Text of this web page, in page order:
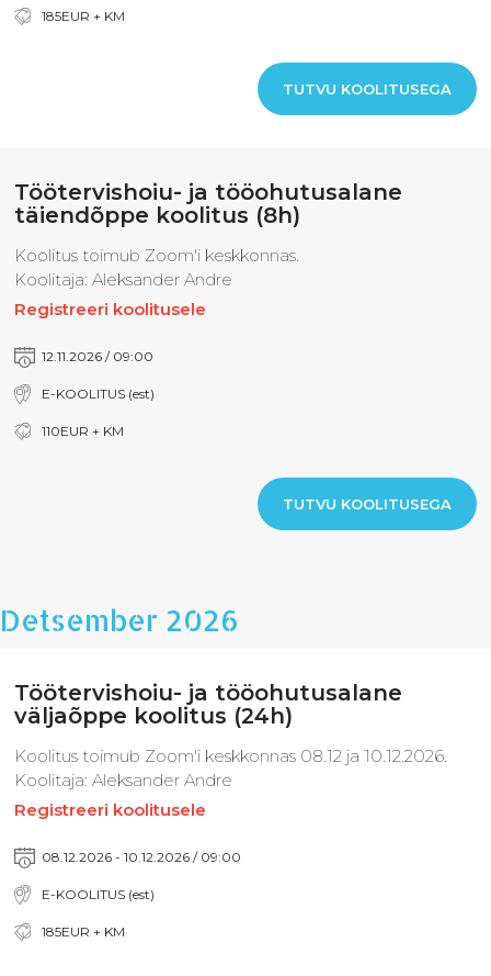
185EUR + KM
TUTVU KOOLITUSEGA
Töötervishoiu- ja tööohutusalane
täiendõppe koolitus (8h)
Koolitus toimub Zoom'i keskkonnas.
Koolitaja: Aleksander Andre
Registreeri koolitusele
12.11.2026 / 09:00
E-KOOLITUS (est)
110EUR + KM
TUTVU KOOLITUSEGA
Detsember 2026
Töötervishoiu- ja tööohutusalane
väljaõppe koolitus (24h)
Koolitus toimub Zoom'i keskkonnas 08.12 ja 10.12.2026.
Koolitaja: Aleksander Andre
Registreeri koolitusele
08.12.2026 - 10.12.2026 / 09:00
E-KOOLITUS (est)
185EUR + KM